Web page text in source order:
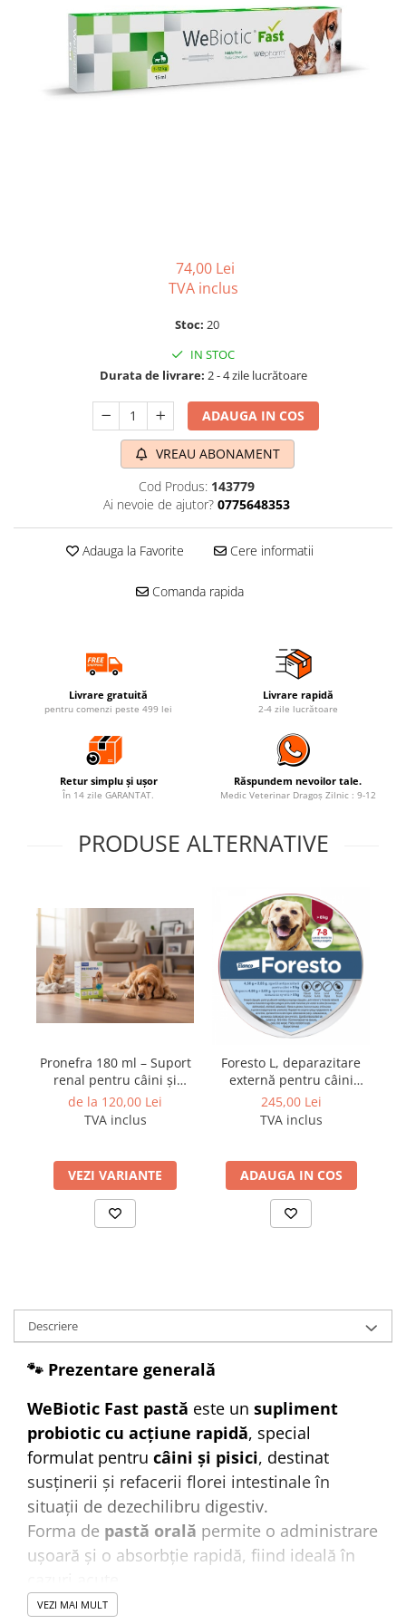
SUPLIMENTE
Suport Articular
Suport Digestiv
74,00 Lei
TVA inclus
Stoc: 20
IN STOC
Durata de livrare: 2 - 4 zile lucrătoare
ADAUGA IN COS
VREAU ABONAMENT
Cod Produs: 143779
Ai nevoie de ajutor? 0775648353
Adauga la Favorite Cere informatii
Comanda rapida
Livrare gratuită
pentru comenzi peste 499 lei
Livrare rapidă
2-4 zile lucrătoare
Retur simplu și ușor
În 14 zile GARANTAT.
Răspundem nevoilor tale.
Medic Veterinar Dragoș Zilnic : 9-12
PRODUSE ALTERNATIVE
Pronefra 180 ml – Suport
renal pentru câini și
pisici
de la 120,00 Lei
TVA inclus
VEZI VARIANTE
Foresto L, deparazitare
externă pentru câini
peste 8kg , 70cm
245,00 Lei
TVA inclus
ADAUGA IN COS
Descriere
🐾 Prezentare generală
WeBiotic Fast pastă este un supliment
probiotic cu acțiune rapidă, special
formulat pentru câini și pisici, destinat
susținerii și refacerii florei intestinale în
situații de dezechilibru digestiv.
Forma de pastă orală permite o administrare
ușoară și o absorbție rapidă, fiind ideală în
VEZI MAI MULT